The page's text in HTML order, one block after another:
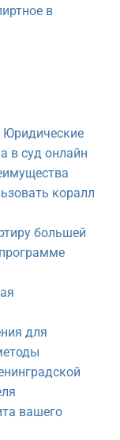
в
Юридические
в суд онлайн
коралл
большей
для
вашего